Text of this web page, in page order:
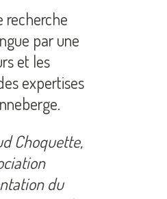
recherche
par une
et les
expertises
Choquette,
du